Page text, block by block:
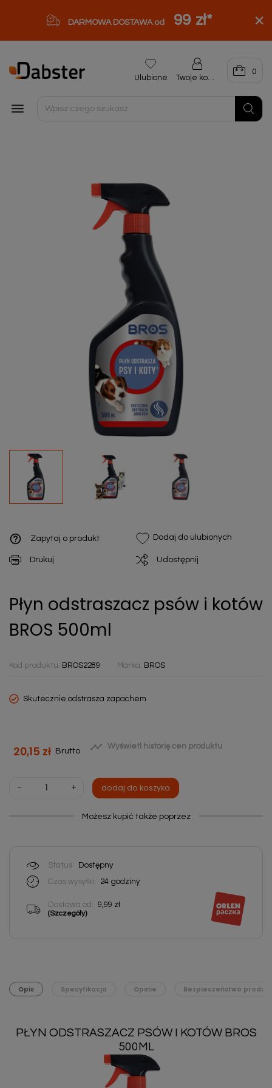
DARMOWA DOSTAWA od 99 zł*

Ulubione Twoje konto
0
help_outline Zapytaj o produkt Dodaj do ulubionych
Drukuj Udostępnij
Płyn odstraszacz psów i kotów
BROS 500ml
Kod produktu: BROS2289 Marka: BROS
Skutecznie odstrasza zapachem
20,15 zł Brutto  Wyświetl historię cen produktu
- + dodaj do koszyka
Możesz kupić także poprzez
Status:
Dostępny
Czas wysyłki:
24 godziny
Dostawa od: 9,99 zł
(Szczegóły)
Opis Specyfikacja Opinie Bezpieczeństwo
PŁYN ODSTRASZACZ PSÓW I KOTÓW BROS
500ML